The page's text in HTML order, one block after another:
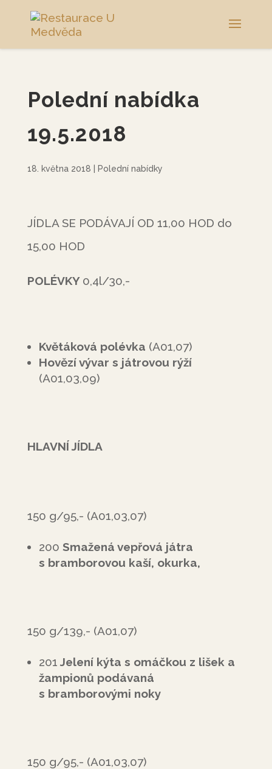
Polední nabídka
19.5.2018
18. května 2018 Polední nabídky
JÍDLA SE PODÁVAJÍ OD 11,00 HOD do
15,00 HOD
POLÉVKY 0,4l/30,-
Květáková polévka (A01,07)
Hovězí vývar s játrovou rýží
(A01,03,09)
HLAVNÍ JÍDLA
150 g/95,- (A01,03,07)
200 Smažená vepřová játra
s bramborovou kaší, okurka,
150 g/139,- (A01,07)
201 Jelení kýta s omáčkou z lišek a
žampionů podávaná
s bramborovými noky
150 g/95,- (A01,03,07)